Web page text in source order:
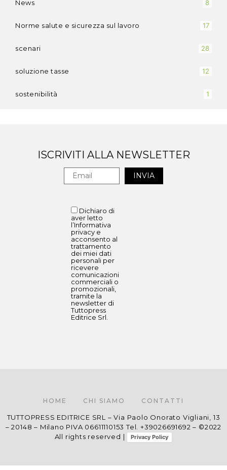
News 8
Norme salute e sicurezza sul lavoro 17
scenari 28
soluzione tasse 12
sostenibilità 1
ISCRIVITI ALLA NEWSLETTER
Dichiaro di
aver letto
l’Informativa
privacy e
acconsento al
trattamento
dei miei dati
personali per
ricevere
comunicazioni
commerciali o
promozionali,
tramite la
newsletter di
Tuttopress
Editrice Srl.
HOME CHI SIAMO CONTATTI
TUTTOPRESS EDITRICE SRL – Via Paolo Onorato Vigliani, 13
– 20148 – Milano PIVA 06611110153 Tel. +39026691692 – ©2022
All rights reserved |
Privacy Policy